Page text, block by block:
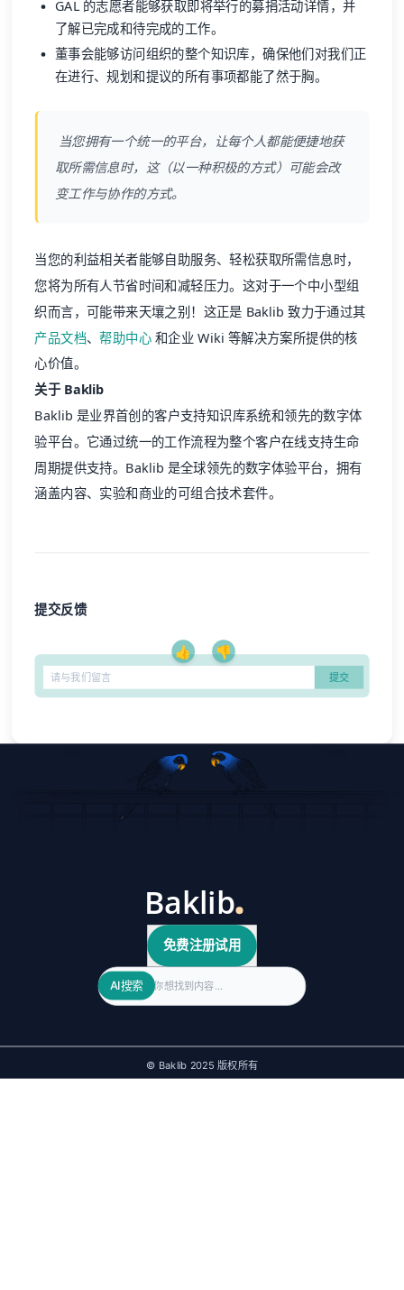
GAL 的志愿者能够获取即将举行的募捐活动详情，并
了解已完成和待完成的工作。
董事会能够访问组织的整个知识库，确保他们对我们正
在进行、规划和提议的所有事项都能了然于胸。
当您拥有一个统一的平台，让每个人都能便捷地获
取所需信息时，这（以一种积极的方式）可能会改
变工作与协作的方式。
当您的利益相关者能够自助服务、轻松获取所需信息时，
您将为所有人节省时间和减轻压力。这对于一个中小型组
织而言，可能带来天壤之别！这正是 Baklib 致力于通过其
产品文档、帮助中心 和企业 Wiki 等解决方案所提供的核
心价值。
关于 Baklib
Baklib 是业界首创的客户支持知识库系统和领先的数字体
验平台。它通过统一的工作流程为整个客户在线支持生命
周期提供支持。Baklib 是全球领先的数字体验平台，拥有
涵盖内容、实验和商业的可组合技术套件。
提交反馈
👍 👎
免费注册试用
Search
AI搜索
© Baklib 2025 版权所有